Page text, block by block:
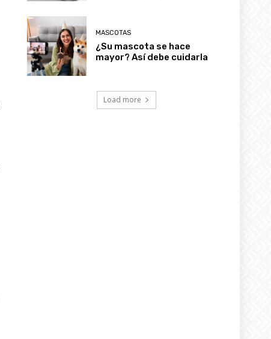
MASCOTAS
¿Su mascota se hace
mayor? Así debe cuidarla
Load more